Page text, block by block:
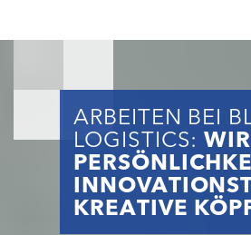
ARBEITEN BEI
LOGISTICS:
KREATIVE